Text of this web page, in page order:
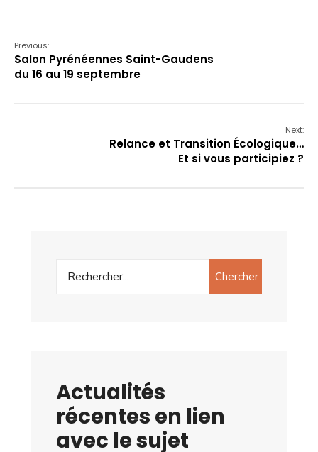
Previous:
Salon Pyrénéennes Saint-Gaudens
du 16 au 19 septembre
Next:
Relance et Transition Écologique…
Et si vous participiez ?
Chercher
Actualités
récentes en lien
avec le sujet